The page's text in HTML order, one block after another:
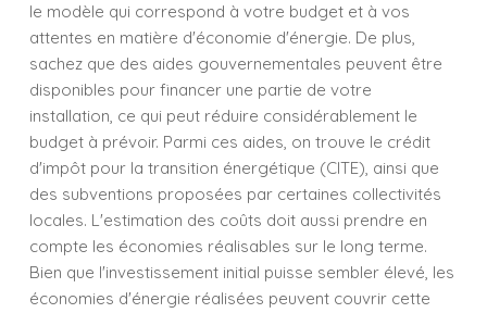
le modèle qui correspond à votre budget et à vos
attentes en matière d'économie d'énergie. De plus,
sachez que des aides gouvernementales peuvent être
disponibles pour financer une partie de votre
installation, ce qui peut réduire considérablement le
budget à prévoir. Parmi ces aides, on trouve le crédit
d'impôt pour la transition énergétique (CITE), ainsi que
des subventions proposées par certaines collectivités
locales. L'estimation des coûts doit aussi prendre en
compte les économies réalisables sur le long terme.
Bien que l'investissement initial puisse sembler élevé, les
économies d'énergie réalisées peuvent couvrir cette